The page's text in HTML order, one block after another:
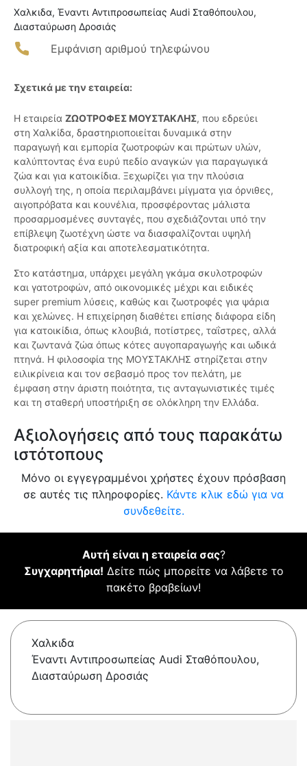
Χαλκιδα, Έναντι Αντιπροσωπείας Audi Σταθόπουλου,
Διασταύρωση Δροσιάς
Εμφάνιση αριθμού τηλεφώνου
Σχετικά με την εταιρεία:
Η εταιρεία ΖΩΟΤΡΟΦΕΣ ΜΟΥΣΤΑΚΛΗΣ, που εδρεύει
στη Χαλκίδα, δραστηριοποιείται δυναμικά στην
παραγωγή και εμπορία ζωοτροφών και πρώτων υλών,
καλύπτοντας ένα ευρύ πεδίο αναγκών για παραγωγικά
ζώα και για κατοικίδια. Ξεχωρίζει για την πλούσια
συλλογή της, η οποία περιλαμβάνει μίγματα για όρνιθες,
αιγοπρόβατα και κουνέλια, προσφέροντας μάλιστα
προσαρμοσμένες συνταγές, που σχεδιάζονται υπό την
επίβλεψη ζωοτέχνη ώστε να διασφαλίζονται υψηλή
διατροφική αξία και αποτελεσματικότητα.
Στο κατάστημα, υπάρχει μεγάλη γκάμα σκυλοτροφών
και γατοτροφών, από οικονομικές μέχρι και ειδικές
super premium λύσεις, καθώς και ζωοτροφές για ψάρια
και χελώνες. Η επιχείρηση διαθέτει επίσης διάφορα είδη
για κατοικίδια, όπως κλουβιά, ποτίστρες, ταΐστρες, αλλά
και ζωντανά ζώα όπως κότες αυγοπαραγωγής και ωδικά
πτηνά. Η φιλοσοφία της ΜΟΥΣΤΑΚΛΗΣ στηρίζεται στην
ειλικρίνεια και τον σεβασμό προς τον πελάτη, με
έμφαση στην άριστη ποιότητα, τις ανταγωνιστικές τιμές
και τη σταθερή υποστήριξη σε ολόκληρη την Ελλάδα.
Αξιολογήσεις από τους παρακάτω
ιστότοπους
Μόνο οι εγγεγραμμένοι χρήστες έχουν πρόσβαση
σε αυτές τις πληροφορίες. Κάντε κλικ εδώ για να
συνδεθείτε.
Αυτή είναι η εταιρεία σας?
Συγχαρητήρια! Δείτε πώς μπορείτε να λάβετε το
πακέτο βραβείων!
Χαλκιδα
Έναντι Αντιπροσωπείας Audi Σταθόπουλου,
Διασταύρωση Δροσιάς